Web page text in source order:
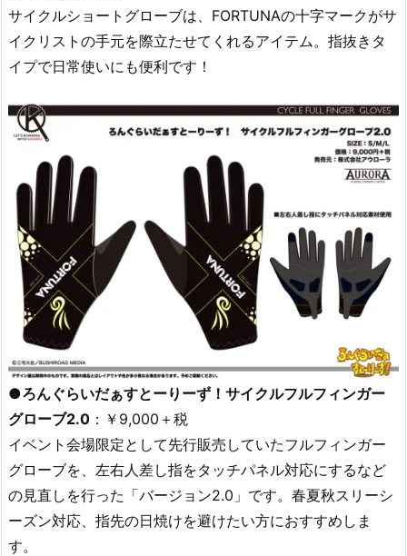
サイクルショートグローブは、FORTUNAの十字マークがサ
イクリストの手元を際立たせてくれるアイテム。指抜きタ
イプで日常使いにも便利です！
●ろんぐらいだぁすとーりーず！サイクルフルフィンガー
グローブ2.0 ：￥9,000＋税
イベント会場限定として先行販売していたフルフィンガー
グローブを、左右人差し指をタッチパネル対応にするなど
の見直しを行った「バージョン2.0」です。春夏秋スリーシ
ーズン対応、指先の日焼けを避けたい方におすすめしま
す。